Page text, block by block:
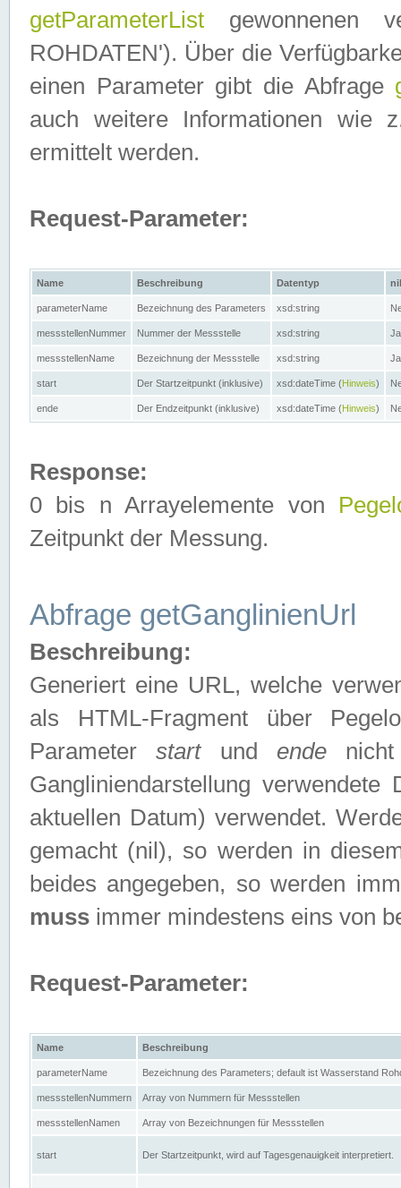
getParameterList gewonnenen
ROHDATEN'). Über die
einen Parameter gibt die Abfrage
auch weitere Informationen wie
ermittelt werden.
Request-Parameter:
Name Beschreibung Datentyp nil
parameterName Bezeichnung des Parameters xsd:string
messstellenNummer Nummer der Messstelle xsd:string Ja
messstellenName Bezeichnung der Messstelle xsd:string Ja
start Der Startzeitpunkt (inklusive) xsd:dateTime (Hinweis)
ende Der Endzeitpunkt (inklusive) xsd:dateTime (Hinweis)
Response:
0 bis n Arrayelemente von
Zeitpunkt der Messung.
Abfrage getGanglinienUrl
Beschreibung:
Generiert eine URL, welche
als HTML-Fragment über
Parameterstartund endenicht
Gangliniendarstellung
aktuellen Datum) verwendet.
gemacht (nil), so werden in
beides angegeben, so werden
muss immer mindestens eins von
Request-Parameter:
Name Beschreibung
parameterName Bezeichnung des Parameters; default ist Wasserstand
messstellenNummern Array von Nummern für Messstellen
messstellenNamen Array von Bezeichnungen für Messstellen
start Der Startzeitpunkt, wird auf Tagesgenauigkeit interpretiert.